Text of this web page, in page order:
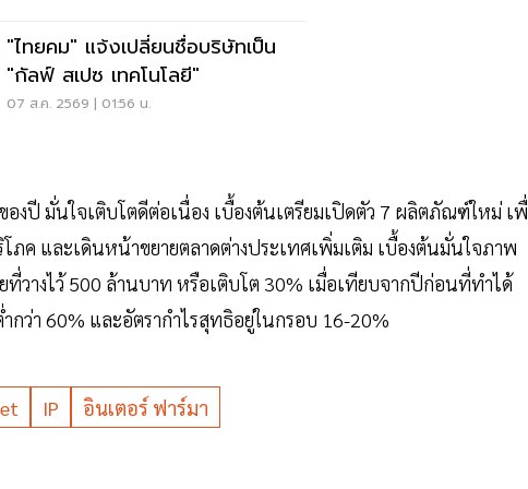
"ไทยคม" แจ้งเปลี่ยนชื่อบริษัทเป็น
"กัลฟ์ สเปซ เทคโนโลยี"
07 ส.ค. 2569 | 01:56 น.
งปี มั่นใจเติบโตดีต่อเนื่อง เบื้องต้นเตรียมเปิดตัว 7 ผลิตภัณฑ์ใหม่ เ
ค และเดินหน้าขยายตลาดต่างประเทศเพิ่มเติม เบื้องต้นมั่นใจภาพ
วางไว้ 500 ล้านบาท หรือเติบโต 30% เมื่อเทียบจากปีก่อนที่ทำได้
ว่า 60% และอัตรากำไรสุทธิอยู่ในกรอบ 16-20%
IP อินเตอร์ ฟาร์มา